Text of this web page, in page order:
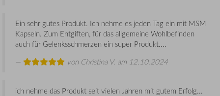
Ein sehr gutes Produkt. Ich nehme es jeden Tag ein mit MSM
Kapseln. Zum Entgiften, für das allgemeine Wohlbefinden
auch für Gelenksschmerzen ein super Produkt....
von Christina V. am 12.10.2024
ich nehme das Produkt seit vielen Jahren mit gutem Erfolg...